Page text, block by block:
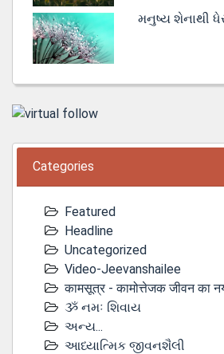
મનુષ્ય શેનાથી
Categories
Featured
Headline
Uncategorized
Video-Jeevanshailee
कामसूत्र - कामोत्तेजक जीवन का
ૐ નમઃ શિવાય
અન્ય...
આધ્યાત્મિક જીવનશૈલી